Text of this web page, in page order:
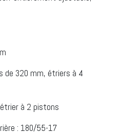
de 320 mm, étriers à 4
à 2 pistons
: 180/55-17